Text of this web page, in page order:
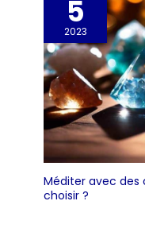
5
2023
Méditer avec des
choisir ?